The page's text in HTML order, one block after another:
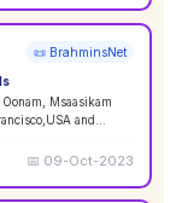
📜 BrahminsNet
Msaasikam
and
📅 09-Oct-2023